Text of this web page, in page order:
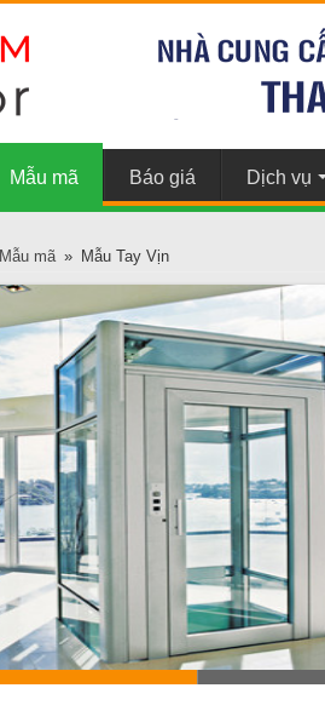
Mẫu mã Báo giá Dịch vụ
Mẫu mã » Mẫu Tay Vịn